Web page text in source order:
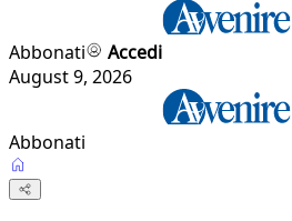
Abbonati
Accedi
August 9, 2026
Abbonati